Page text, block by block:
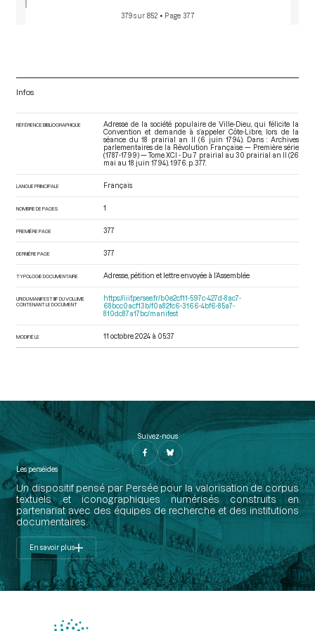
379 sur 852 • Page 377
Infos
RÉFÉRENCE BIBLIOGRAPHIQUE
Adresse de la société populaire de Ville-Dieu, qui félicite la
Convention et demande à s’appeler Côte-Libre, lors de la
séance du 18 prairial an II (6 juin 1794). Dans : Archives
parlementaires de la Révolution Française — Première série
(1787-1799) — Tome XCI - Du 7 prairial au 30 prairial an II (26
mai au 18 juin 1794) . 1976. p. 377.
LANGUE PRINCIPALE Français
NOMBRE DE PAGES 1
PREMIÈRE PAGE 377
DERNIÈRE PAGE 377
TYPOLOGIE DOCUMENTAIRE Adresse, pétition et lettre envoyée à l’Assemblée
URI DU MANIFEST IIIF DU VOLUME
CONTENANT LE DOCUMENT
https://iiif.persee.fr/b0e2cf11-597c-427d-8ac7-
68bcc0acf13b/f0a82fc6-3166-4bf6-85a7-
810dc87a17bc/manifest
MODIFIÉ LE 11 octobre 2024 à 05:37
Suivez-nous
Les perséides
Un dispositif pensé par Persée pour la valorisation de corpus
textuels et iconographiques numérisés construits en
partenariat avec des équipes de recherche et des institutions
documentaires.
En savoir plus